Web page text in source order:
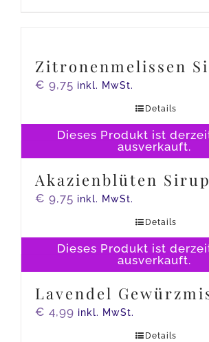
Dieses Produkt ist
ausverkauft.
Zitronenmelissen
€ 9,75 inkl. MwSt.
Details
Dieses Produkt ist
ausverkauft.
Akazienblüten Sirup
€ 9,75 inkl. MwSt.
Details
Lavendel
€ 4,99 inkl. MwSt.
Details